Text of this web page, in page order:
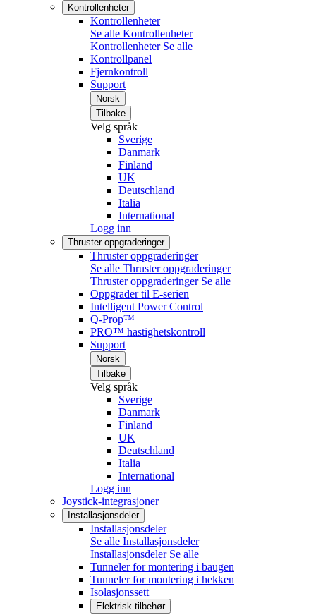
Kontrollenheter
Kontrollenheter
Se alle Kontrollenheter
Kontrollenheter Se alle
Kontrollpanel
Fjernkontroll
Support
Norsk
Tilbake
Velg språk
Sverige
Danmark
Finland
UK
Deutschland
Italia
International
Logg inn
Thruster oppgraderinger
Thruster oppgraderinger
Se alle Thruster oppgraderinger
Thruster oppgraderinger Se alle
Oppgrader til E-serien
Intelligent Power Control
Q-Prop™
PRO™ hastighetskontroll
Support
Norsk
Tilbake
Velg språk
Sverige
Danmark
Finland
UK
Deutschland
Italia
International
Logg inn
Joystick-integrasjoner
Installasjonsdeler
Installasjonsdeler
Se alle Installasjonsdeler
Installasjonsdeler Se alle
Tunneler for montering i baugen
Tunneler for montering i hekken
Isolasjonssett
Elektrisk tilbehør